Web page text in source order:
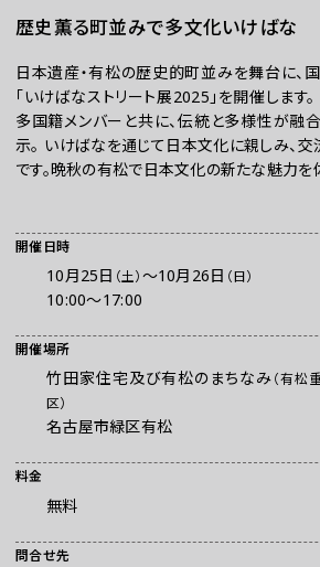
WEBマガジン
組織委員会からのお知
歴史薫る町並みで多文化いけばな
日本遺産・有松の歴史的町並みを舞台に、
「いけばなストリート展2025」を開催します
多国籍メンバーと共に、伝統と多様性が融
示。 いけばなを通じて日本文化に親しみ、
です。晩秋の有松で日本文化の新たな魅力を
開催日時
10月25日 （土）〜10月26日 （日）
10:00～17:00
開催場所
竹田家住宅及び有松のまちなみ（有松
区）
名古屋市緑区有松
料金
無料
問合せ先